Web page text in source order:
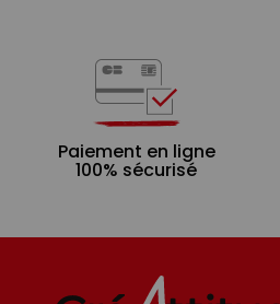
Paiement en ligne
100% sécurisé